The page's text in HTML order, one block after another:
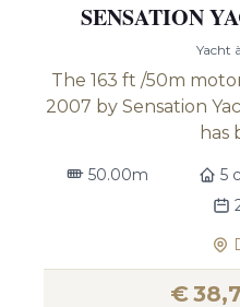
SENSATION
Yacht
The 163 ft /50m
2007 by Sensation
has
50.00m 5
€